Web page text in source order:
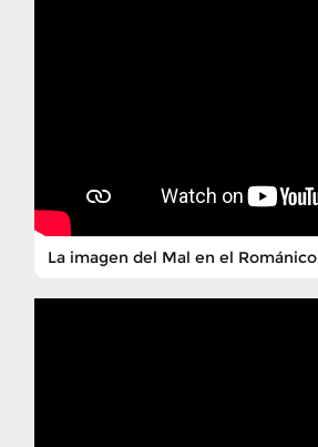
La imagen del Mal en el Románico